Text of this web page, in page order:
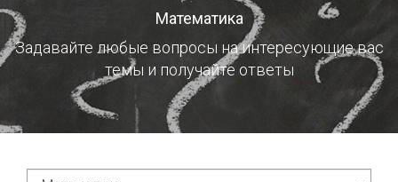
Математика
Задавайте любые вопросы на интересующие вас
темы и получайте ответы